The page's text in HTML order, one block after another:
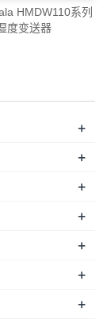
HMDW110系列
度变送器
+
+
+
+
+
+
+